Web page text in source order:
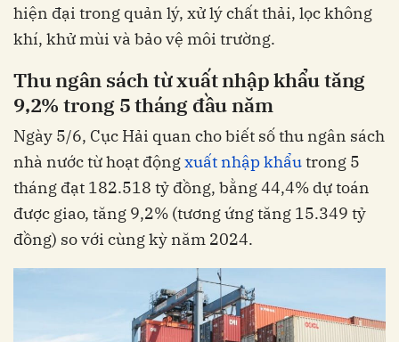
hiện đại trong quản lý, xử lý chất thải, lọc không
khí, khử mùi và bảo vệ môi trường.
Thu ngân sách từ xuất nhập khẩu tăng
9,2% trong 5 tháng đầu năm
Ngày 5/6, Cục Hải quan cho biết số thu ngân sách
nhà nước từ hoạt độngxuất nhập khẩutrong 5
tháng đạt 182.518 tỷ đồng, bằng 44,4% dự toán
được giao, tăng 9,2% (tương ứng tăng 15.349 tỷ
đồng) so với cùng kỳ năm 2024.